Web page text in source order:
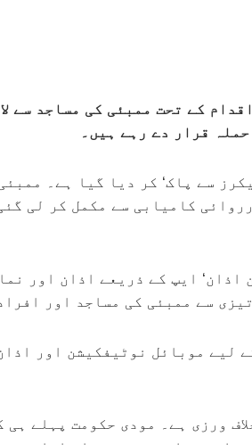
کے تحت ممبئی کی مساجد سے
قرار دے رہے ہیں۔
سے پاک‘ کر دیا گیا ہے۔
کامیابی سے مکمل کر لی
اذان‘ ایپ کے ذریعے اذان اور
سے ممبئی کی مساجد اور
لیے موبائل نوٹیفکیشن اور
ورزی ہے۔ مودی حکومت پہلے ہی